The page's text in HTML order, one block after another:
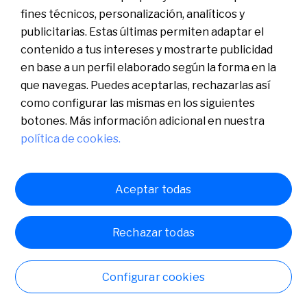
Hazte cliente
IRPF. Cada cliente debe cumplir con sus obligaciones
fiscales.
Banco de Sabadell, S.A., Plaça de Sant Roc nº 20, 08201
Sabadell. Inscrito en el Registro Mercantil de Barcelona,
tomo/I.R.U.S. 1000152932861, folio 873, hoja B-1561. NIF
Español
Català English
fines técnicos, personalización, analíticos y
publicitarias. Estas últimas permiten adaptar el
contenido a tus intereses y mostrarte publicidad
en base a un perfil elaborado según la forma en la
que navegas. Puedes aceptarlas, rechazarlas así
como configurar las mismas en los siguientes
botones. Más información adicional en nuestra
política de cookies.
Configurar cookies
Rechazar todas
Aceptar todas